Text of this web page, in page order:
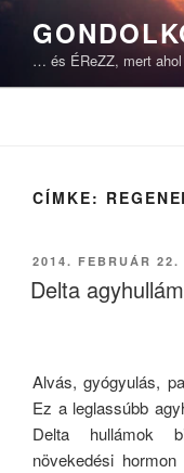
Tartalomhoz
… és ÉReZZ, mert
CÍMKE:
BEKÜLDVE:
2014. FEBRUÁR 22.
Delta
Alvás, gyógyulás,
Ez a leglassúbb
Delta hullámok
növekedési